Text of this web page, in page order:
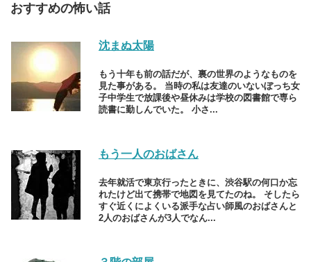
おすすめの怖い話
沈まぬ太陽
もう十年も前の話だが、裏の世界のようなものを
見た事がある。 当時の私は友達のいないぼっち女
子中学生で放課後や昼休みは学校の図書館で専ら
読書に勤しんでいた。 小さ...
もう一人のおばさん
去年就活で東京行ったときに、渋谷駅の何口か忘
れたけど出て携帯で地図を見てたのね。 そしたら
すぐ近くによくいる派手な占い師風のおばさんと
2人のおばさんが3人でなん...